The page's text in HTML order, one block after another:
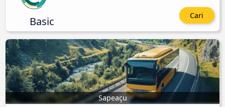
Basic Cari
Sapeaçu